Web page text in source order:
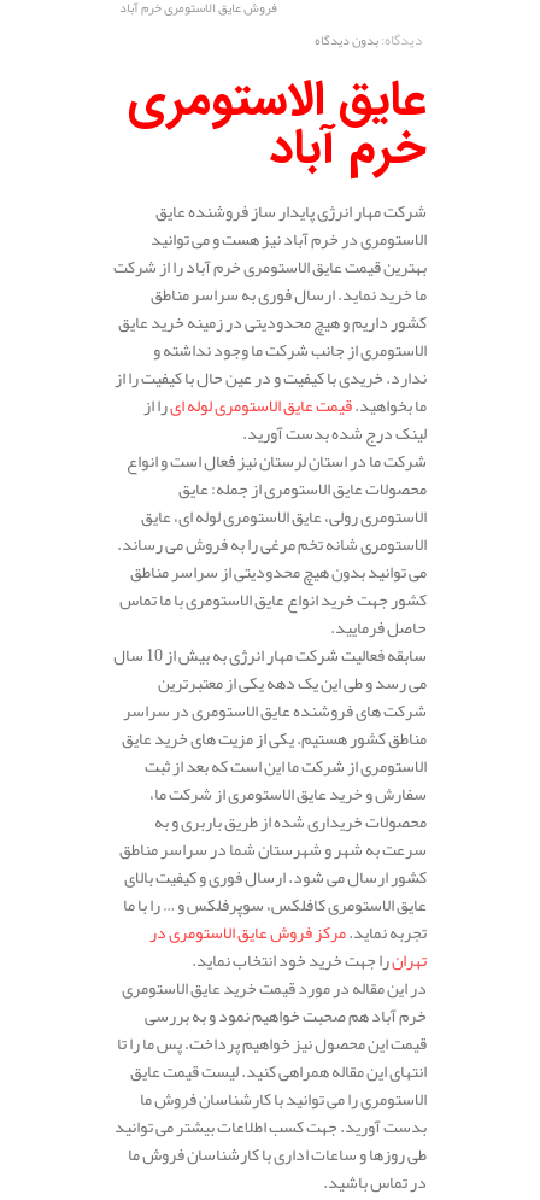
فروش عایق الاستومری خرم آباد
دیدگاه:بدون دیدگاه
عایق الاستومری
خرم آباد
شرکت مهار انرژی پایدار ساز فروشنده عایق
الاستومری در خرم آباد نیز هست و می توانید
بهترین قیمت عایق الاستومری خرم آباد را از شرکت
ما خرید نماید. ارسال فوری به سراسر مناطق
کشور داریم و هیچ محدودیتی در زمینه خرید عایق
الاستومری از جانب شرکت ما وجود نداشته و
ندارد. خریدی با کیفیت و در عین حال با کیفیت را از
ما بخواهید.قیمت عایق الاستومری لوله ایرا از
لینک درج شده بدست آورید.
شرکت ما در استان لرستان نیز فعال است و انواع
محصولات عایق الاستومری از جمله: عایق
الاستومری رولی، عایق الاستومری لوله ای، عایق
الاستومری شانه تخم مرغی را به فروش می رساند.
می توانید بدون هیچ محدودیتی از سراسر مناطق
کشور جهت خرید انواع عایق الاستومری با ما تماس
حاصل فرمایید.
سابقه فعالیت شرکت مهار انرژی به بیش از 10 سال
می رسد و طی این یک دهه یکی از معتبرترین
شرکت های فروشنده عایق الاستومری در سراسر
مناطق کشور هستیم. یکی از مزیت های خرید عایق
الاستومری از شرکت ما این است که بعد از ثبت
سفارش و خرید عایق الاستومری از شرکت ما،
محصولات خریداری شده از طریق باربری و به
سرعت به شهر و شهرستان شما در سراسر مناطق
کشور ارسال می شود. ارسال فوری و کیفیت بالای
عایق الاستومری کافلکس، سوپرفلکس و … را با ما
تجربه نماید.مرکز فروش عایق الاستومری در
تهرانرا جهت خرید خود انتخاب نماید.
در این مقاله در مورد قیمت خرید عایق الاستومری
خرم آباد هم صحبت خواهیم نمود و به بررسی
قیمت این محصول نیز خواهیم پرداخت. پس ما را تا
انتهای این مقاله همراهی کنید. لیست قیمت عایق
الاستومری را می توانید با کارشناسان فروش ما
بدست آورید. جهت کسب اطلاعات بیشتر می توانید
طی روزها و ساعات اداری با کارشناسان فروش ما
در تماس باشید.